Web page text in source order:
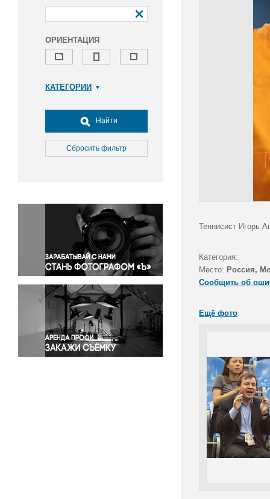
ОРИЕНТАЦИЯ
КАТЕГОРИИ
Досуг, туризм и отдых
Культура
Медицина
Окружающая среда
Политика
Правосудие
Происшествия и конфликты
Религия
Светская жизнь
Спорт
Экология
Экономика и бизнес
Найти
Сбросить фильтр
Теннисист Игорь
Категория:
Место: Россия,
Сообщить об
Ещё фото